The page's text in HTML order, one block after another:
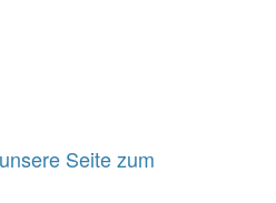
Seite zum